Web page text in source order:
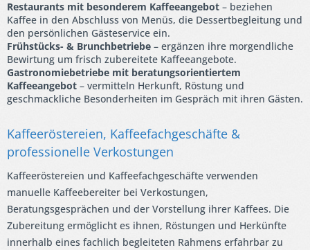
Restaurants mit besonderem Kaffeeangebot – beziehen
Kaffee in den Abschluss von Menüs, die Dessertbegleitung und
den persönlichen Gästeservice ein.
Frühstücks- & Brunchbetriebe – ergänzen ihre morgendliche
Bewirtung um frisch zubereitete Kaffeeangebote.
Gastronomiebetriebe mit beratungsorientiertem
Kaffeeangebot – vermitteln Herkunft, Röstung und
geschmackliche Besonderheiten im Gespräch mit ihren Gästen.
Kaffeeröstereien, Kaffeefachgeschäfte &
professionelle Verkostungen
Kaffeeröstereien und Kaffeefachgeschäfte verwenden
manuelle Kaffeebereiter bei Verkostungen,
Beratungsgesprächen und der Vorstellung ihrer Kaffees. Die
Zubereitung ermöglicht es ihnen, Röstungen und Herkünfte
innerhalb eines fachlich begleiteten Rahmens erfahrbar zu